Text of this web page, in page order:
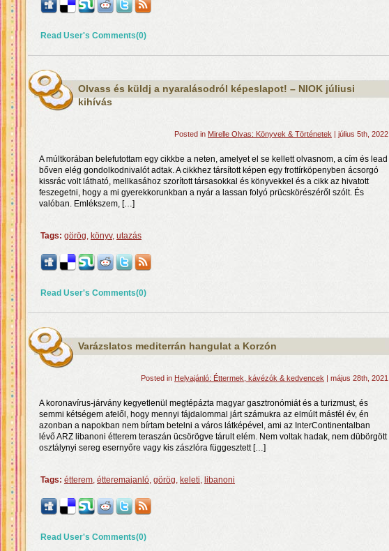
Read User's Comments(0)
Olvass és küldj a nyaralásodról képeslapot! – NIOK júliusi
kihívás
Posted in Mirelle Olvas: Könyvek & Történetek | július 5th, 2022
A múltkorában belefutottam egy cikkbe a neten, amelyet el se kellett olvasnom, a cím és lead
bőven elég gondolkodnivalót adtak. A cikkhez társított képen egy frottírköpenyben ácsorgó
kissrác volt látható, mellkasához szorított társasokkal és könyvekkel és a cikk az hivatott
feszegetni, hogy a mi gyerekkorunkban a nyár a lassan folyó prücskörészéről szólt. És
valóban. Emlékszem, […]
Tags: görög, könyv, utazás
Read User's Comments(0)
Varázslatos mediterrán hangulat a Korzón
Posted in Helyajánló: Éttermek, kávézók & kedvencek | május 28th, 2021
A koronavírus-járvány kegyetlenül megtépázta magyar gasztronómiát és a turizmust, és
semmi kétségem afelől, hogy mennyi fájdalommal járt számukra az elmúlt másfél év, én
azonban a napokban nem bírtam betelni a város látképével, ami az InterContinentalban
lévő ARZ libanoni étterem teraszán ücsörögve tárult elém. Nem voltak hadak, nem dübörgött
osztálynyi sereg esernyőre vagy kis zászlóra függesztett […]
Tags: étterem, étteremajanló, görög, keleti, libanoni
Read User's Comments(0)